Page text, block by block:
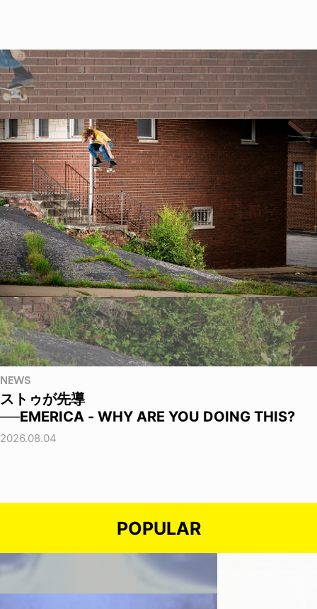
NEWS
ストゥが先導
──EMERICA - WHY ARE YOU DOING THIS?
2026.08.04
POPULAR